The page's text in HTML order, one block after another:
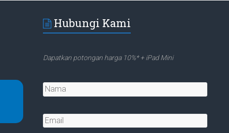
Hubungi Kami
Dapatkan potongan harga 10%* + iPad Mini